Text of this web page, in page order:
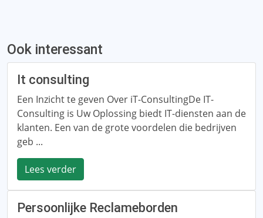
Ook interessant
It consulting
Een Inzicht te geven Over iT-ConsultingDe IT-
Consulting is Uw Oplossing biedt IT-diensten aan de
klanten. Een van de grote voordelen die bedrijven
geb ...
Lees verder
Persoonlijke Reclameborden